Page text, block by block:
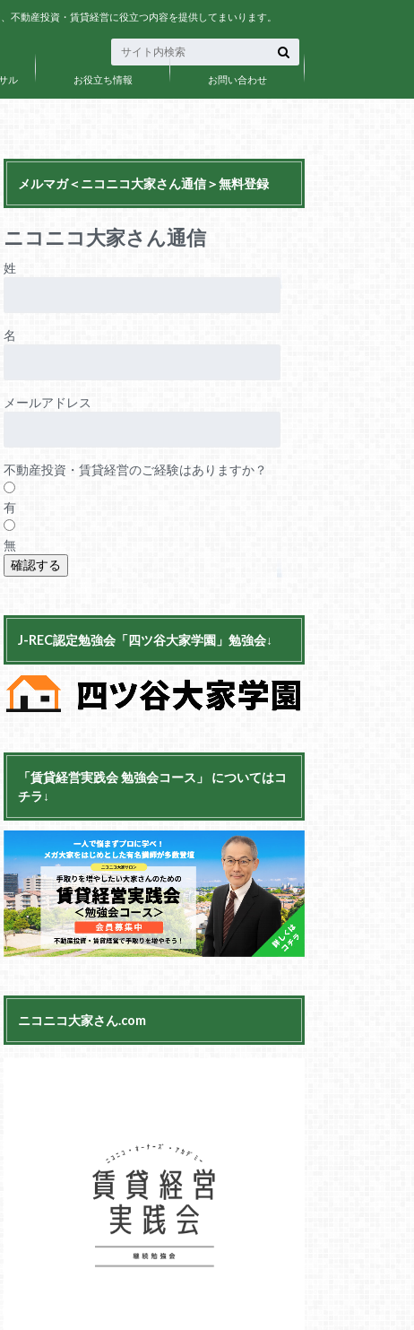
動産投資・賃貸経営に役立つ内容を提供してまいります。
ル お役立ち情報 お問い合わせ
メルマガ＜ニコニコ大家さん通信＞無料登録
ニコニコ大家さん通信
姓
名
メールアドレス
不動産投資・賃貸経営のご経験はありますか？
有
無
J-REC認定勉強会「四ツ谷大家学園」勉強会↓
「賃貸経営実践会 勉強会コース」 についてはコ
チラ↓
ニコニコ大家さん.com